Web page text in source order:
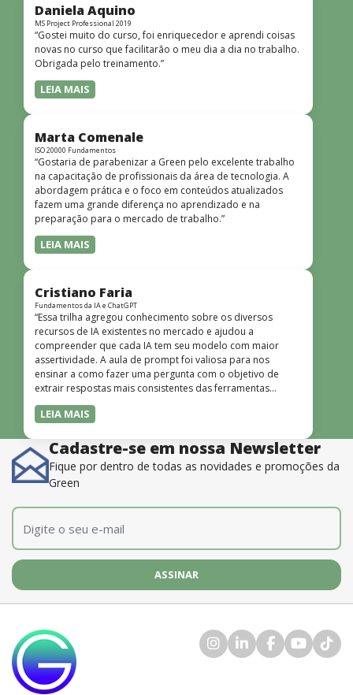
dinâmicas e envolventes. Recomendo o curso para todos
que desejam iniciar ou aprofundar seus conhecimentos em
redes!”
Daniela Aquino
MS Project Professional 2019
“Gostei muito do curso, foi enriquecedor e aprendi coisas
novas no curso que facilitarão o meu dia a dia no trabalho.
Obrigada pelo treinamento.”
LEIA MAIS
Marta Comenale
ISO 20000 Fundamentos
“Gostaria de parabenizar a Green pelo excelente trabalho
na capacitação de profissionais da área de tecnologia. A
abordagem prática e o foco em conteúdos atualizados
fazem uma grande diferença no aprendizado e na
preparação para o mercado de trabalho.”
LEIA MAIS
Cristiano Faria
Fundamentos da IA e ChatGPT
“Essa trilha agregou conhecimento sobre os diversos
recursos de IA existentes no mercado e ajudou a
compreender que cada IA tem seu modelo com maior
assertividade. A aula de prompt foi valiosa para nos
ensinar a como fazer uma pergunta com o objetivo de
extrair respostas mais consistentes das ferramentas
disponíveis. O instrutor também é muito bom, além de
dominar o conteúdo, possui uma didática que incentiva o
LEIA MAIS
Cadastre-se em nossa Newsletter
Fique por dentro de todas as novidades e promoções da
Green
E-mail